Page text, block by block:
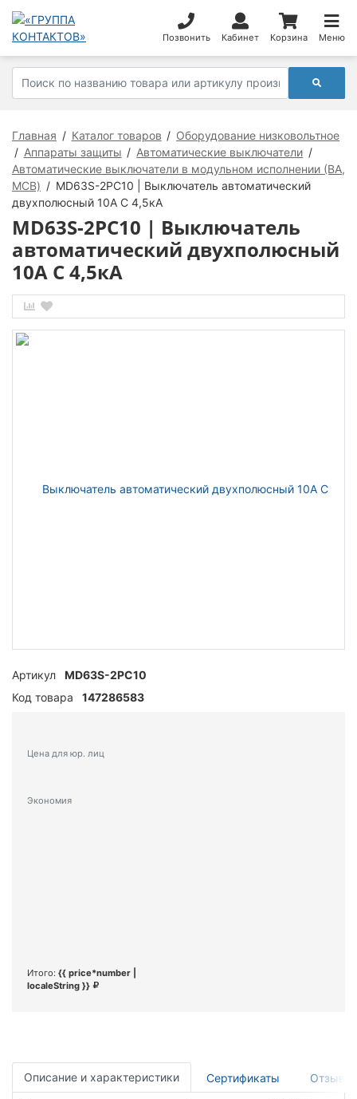
Позвонить Кабинет Корзина Меню
Главная Каталог товаров
Оборудование низковольтное
Аппараты защиты
Автоматические выключатели
Автоматические выключатели в модульном исполнении (ВА,
MCB)
MD63S-2PC10 | Выключатель автоматический
двухполюсный 10А C 4,5кА
MD63S-2PC10 | Выключатель
автоматический двухполюсный
10А C 4,5кА
Артикул
MD63S-2PC10
Код товара
147286583
Цена для юр. лиц
Экономия
Итого: {{ price*number |
localeString }}
Описание и характеристики Сертификаты Отзывы